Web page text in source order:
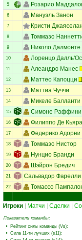
5 Розарио
6 Мануэль Занон
7 Кристи Джаяселан
8 Томмазо
9 Николо Далмонте
10 Лоренцо
11 Алеандро Манес
12 Маттео Капоцци
13 Маттиа Чуччи
14 Микеле Балланти
15 Симоне Раффини
16 Филиппо Де Кьяра
17 Федерико Адорни
18 Томмазо Нистор
19 Нунцио Бранди
20 Шэйрон Бредич
21 Сальвадор Фарелли
22 Томассо
Игроки Матчи Сделки
Показатели команды:
• Рейтинг силы команды (Vs):
• Сила 11-ти лучших (s11):